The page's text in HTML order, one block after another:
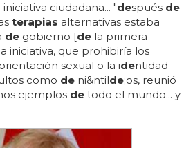
ciudadana... "después de
terapias alternativas estaba
de gobierno [de la primera
iniciativa, que prohibiría los
sexual o la identidad
como de ni&ntilde;os, reunió
ejemplos de todo el mundo... y